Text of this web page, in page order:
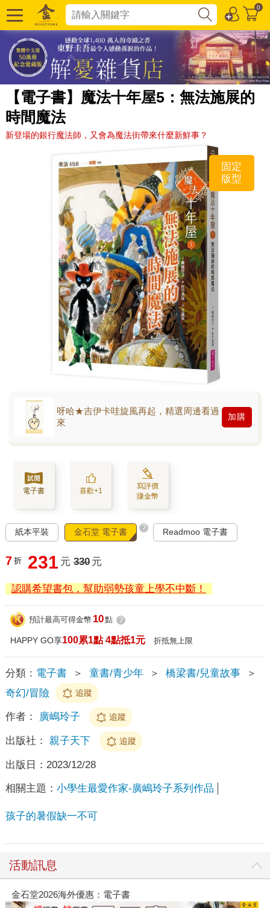
0
【電子書】魔法十年屋5：無法施展的
時間魔法
新登場的銀行魔法師，又會為魔法街帶來什麼新鮮事？
固定
版型
呀哈★吉伊卡哇旋風再起，精選周邊看過
來
加購
電子書 喜歡+1
寫評價
賺金幣
紙本平裝 金石堂 電子書 ? Readmoo 電子書
7 折 231 元 330 元
認購希望書包，幫助弱勢孩童上學不中斷！
預計最高可得金幣 10點 ?
HAPPY GO享100累1點 4點抵1元 折抵無上限
分類： 電子書 ＞ 童書/青少年 ＞ 橋梁書/兒童故事
＞
奇幻/冒險
追蹤
作者： 廣嶋玲子 追蹤
出版社： 親子天下 追蹤
出版日： 2023/12/28
相關主題： 小學生最愛作家-廣嶋玲子系列作品
孩子的暑假缺一不可
活動訊息
金石堂2026海外優惠：電子書